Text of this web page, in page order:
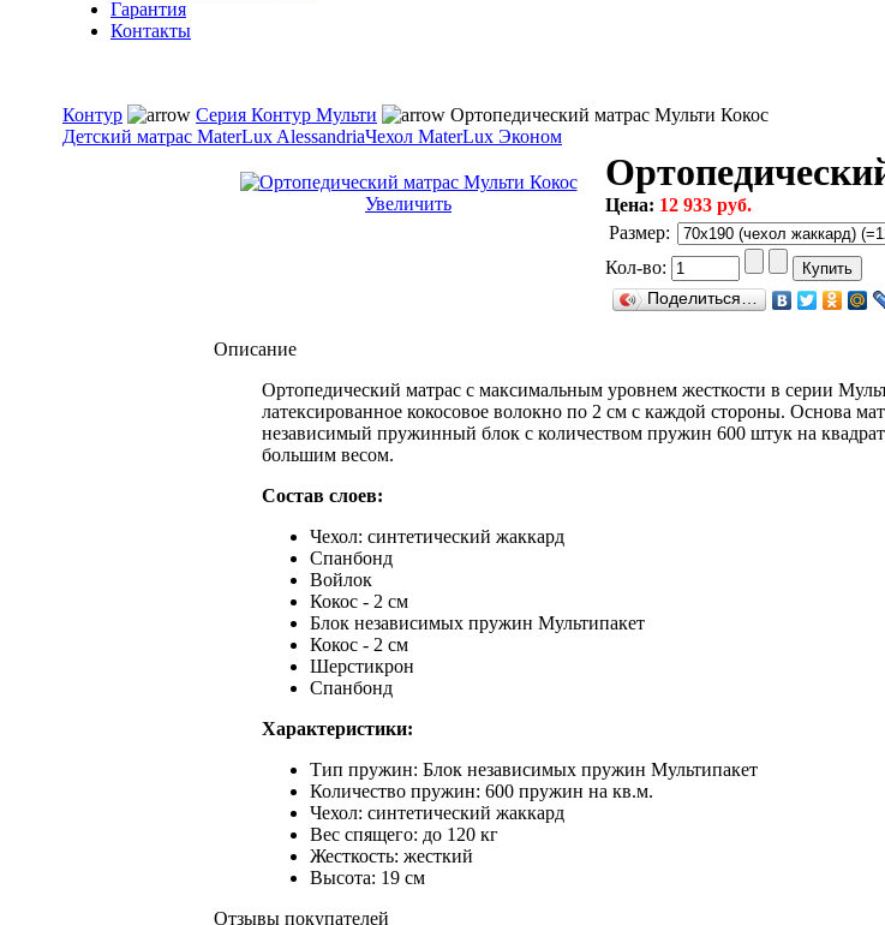
Гарантия
Контакты
Контур Серия Контур Мульти
Ортопедический матрас Мульти Кокос
Детский матрас MaterLux AlessandriaЧехол MaterLux Эконом
Увеличить Цена: 12 933 руб.
Размер:
Кол-во:
Поделиться…
Описание
Ортопедический матрас с максимальным уровнем жесткости в серии
латексированное кокосовое волокно по 2 см с каждой стороны. Основа
независимый пружинный блок с количеством пружин 600 штук на
большим весом.
Состав слоев:
Чехол: синтетический жаккард
Спанбонд
Войлок
Кокос - 2 см
Блок независимых пружин Мультипакет
Кокос - 2 см
Шерстикрон
Спанбонд
Характеристики:
Тип пружин: Блок независимых пружин Мультипакет
Количество пружин: 600 пружин на кв.м.
Чехол: синтетический жаккард
Вес спящего: до 120 кг
Жесткость: жесткий
Высота: 19 см
Отзывы покупателей